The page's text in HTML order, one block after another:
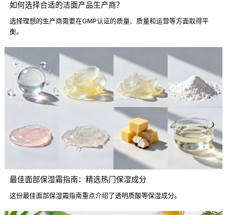
如何选择合适的洁面产品生产商？
选择理想的生产商需要在GMP认证的质量、质量和运营等方面取得平
衡。
最佳面部保湿霜指南：精选热门保湿成分
这份最佳面部保湿霜指南重点介绍了透明质酸等保湿成分。